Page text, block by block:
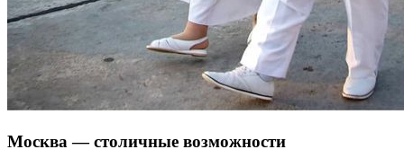
Москва — столичные возможности